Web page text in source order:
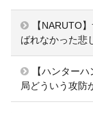
【NARUTO
ばれなかった悲
【ハンター
局どういう攻防